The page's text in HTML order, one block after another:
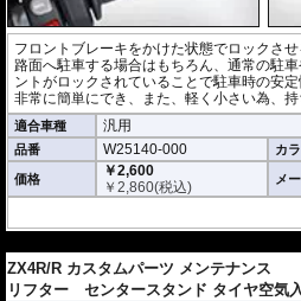
フロントブレーキをかけた状態でロックさ
路面へ駐車する場合はもちろん、通常の駐
ントがロックされていることで駐車時の安
非常に簡単にでき、また、軽く小さい為、持
適合車種 汎用
品番 W25140-000 カ
価格
￥2,600
￥2,860(税込) メ
ZX4R/R カスタムパーツ メンテナンス
リフター センタースタンド タイヤ空気